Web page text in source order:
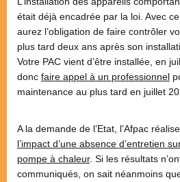
était déjà encadrée par la loi. Avec
aurez l’obligation de faire contrôler
plus tard deux ans après son
Votre PAC vient d’être installée, en
donc faire appel à un professionnel
maintenance au plus tard en juillet
A la demande de l’Etat, l’Afpac
l’impact d’une absence d’entretien
pompe à chaleur. Si les résultats
communiqués, on sait néanmoins